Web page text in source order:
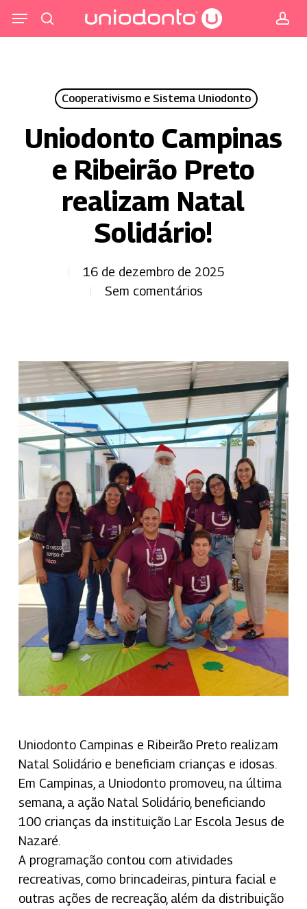
para
Menu
Cooperativismo e Sistema Uniodonto
Uniodonto Campinas
e Ribeirão Preto
realizam Natal
Solidário!
16 de dezembro de 2025
Sem comentários
Uniodonto Campinas e Ribeirão Preto realizam
Natal Solidário e beneficiam crianças e idosas.
Em Campinas, a Uniodonto promoveu, na última
semana, a ação Natal Solidário, beneficiando
100 crianças da instituição Lar Escola Jesus de
Nazaré.
A programação contou com atividades
recreativas, como brincadeiras, pintura facial e
outras ações de recreação, além da distribuição